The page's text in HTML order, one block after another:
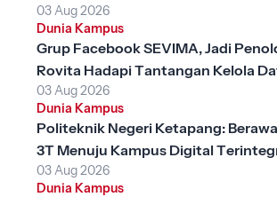
03 Aug 2026
Dunia Kampus
Grup Facebook SEVIMA, Jadi
Rovita Hadapi Tantangan Kelola
03 Aug 2026
Dunia Kampus
Politeknik Negeri Ketapang:
3T Menuju Kampus Digital
03 Aug 2026
Dunia Kampus